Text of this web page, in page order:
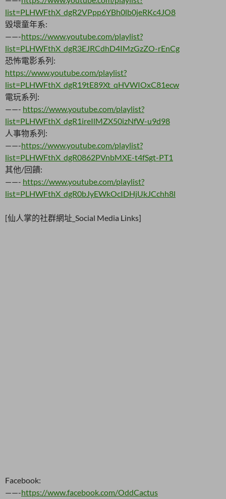
list=PLHWFthX_dgR2VPpp6YBh0lb0jeRKc4JO8
毀壞童年系:
——-https://www.youtube.com/playlist?
list=PLHWFthX_dgR3EJRCdhD4IMzGzZO-rEnCg
恐怖電影系列:
https://www.youtube.com/playlist?
list=PLHWFthX_dgR19tE89Xt_qHVWIOxC81ecw
電玩系列:
——- https://www.youtube.com/playlist?
list=PLHWFthX_dgR1ireIlMZX50izNfW-u9d98
人事物系列:
——-https://www.youtube.com/playlist?
list=PLHWFthX_dgR0862PVnbMXE-t4fSgt-PT1
其他/回饋:
——- https://www.youtube.com/playlist?
list=PLHWFthX_dgR0bJyEWkOcIDHjUkJCchh8l
[仙人掌的社群網址_Social Media Links]
Facebook:
——-https://www.facebook.com/OddCactus